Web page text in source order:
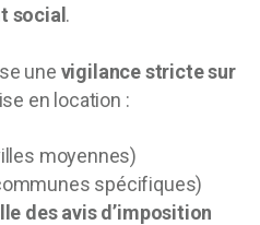
social .
une vigilance stricte sur
en location :
moyennes)
spécifiques)
des avis d’imposition